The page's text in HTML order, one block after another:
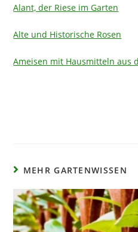
Alant, der Riese im Garten
Alte und Historische Rosen
Ameisen mit Hausmitteln aus
MEHR GARTENWISSEN